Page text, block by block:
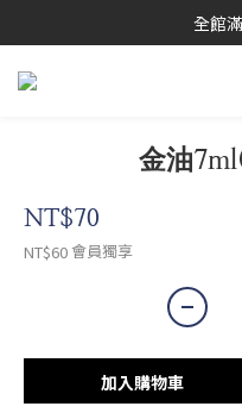
全館
金油
NT$70
NT$60會員獨享
加入購物車